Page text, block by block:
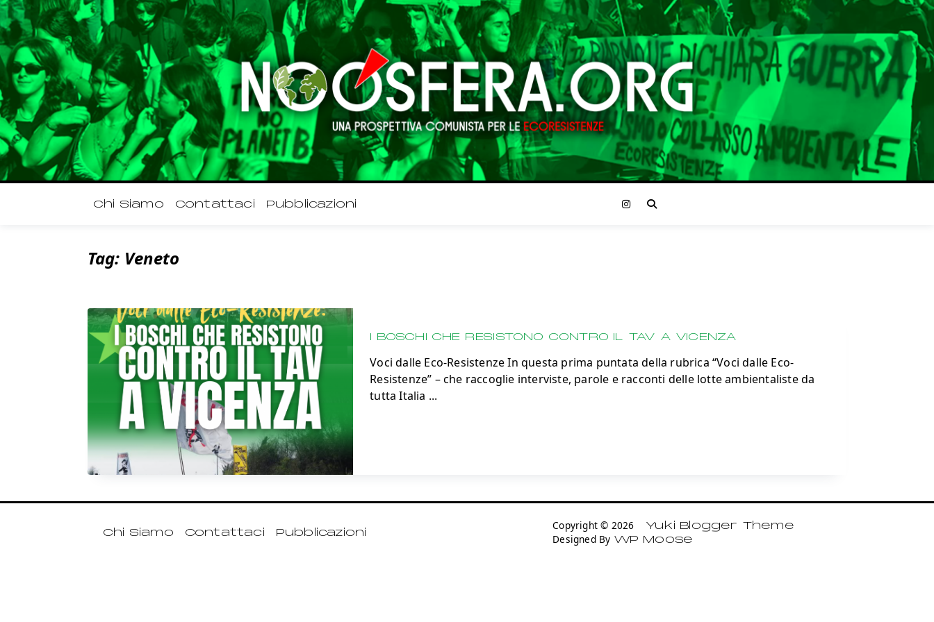
Chi Siamo Contattaci Pubblicazioni
Tag: Veneto
I BOSCHI CHE RESISTONO CONTRO IL TAV A VICENZA
Voci dalle Eco-Resistenze In questa prima puntata della rubrica “Voci dalle Eco-
Resistenze” – che raccoglie interviste, parole e racconti delle lotte ambientaliste da
tutta Italia ...
Chi Siamo Contattaci Pubblicazioni Copyright © 2026 Yuki Blogger Theme
Designed By WP Moose